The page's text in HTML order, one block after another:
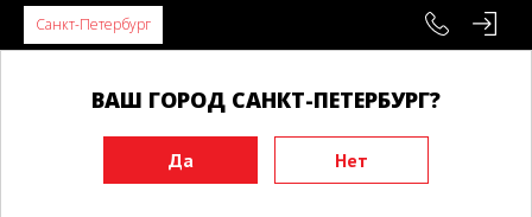
Санкт-Петербург
ВАШ ГОРОД САНКТ-ПЕТЕРБУРГ?
Экипировка
Защита рук
Защита предплечья
Защита предплечья и локтя KHAN